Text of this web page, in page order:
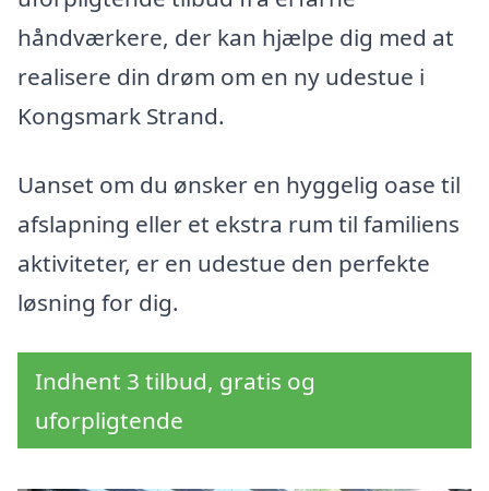
håndværkere, der kan hjælpe dig med at
realisere din drøm om en ny udestue i
Kongsmark Strand.
Uanset om du ønsker en hyggelig oase til
afslapning eller et ekstra rum til familiens
aktiviteter, er en udestue den perfekte
løsning for dig.
Indhent 3 tilbud, gratis og
uforpligtende